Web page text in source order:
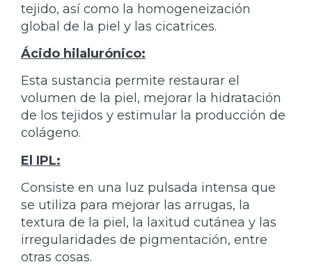
tejido, así como la homogeneización
global de la piel y las cicatrices.
Ácido hilalurónico:
Esta sustancia permite restaurar el
volumen de la piel, mejorar la hidratación
de los tejidos y estimular la producción de
colágeno.
El IPL:
Consiste en una luz pulsada intensa que
se utiliza para mejorar las arrugas, la
textura de la piel, la laxitud cutánea y las
irregularidades de pigmentación, entre
otras cosas.